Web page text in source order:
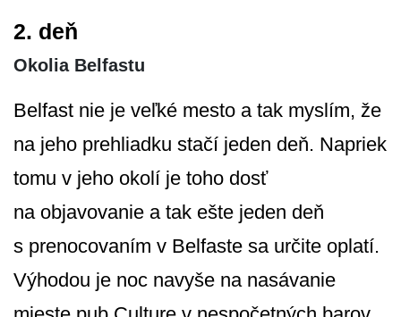
2. deň
Okolia Belfastu
Belfast nie je veľké mesto a tak myslím, že
na jeho prehliadku stačí jeden deň. Napriek
tomu v jeho okolí je toho dosť
na objavovanie a tak ešte jeden deň
s prenocovaním v Belfaste sa určite oplatí.
Výhodou je noc navyše na nasávanie